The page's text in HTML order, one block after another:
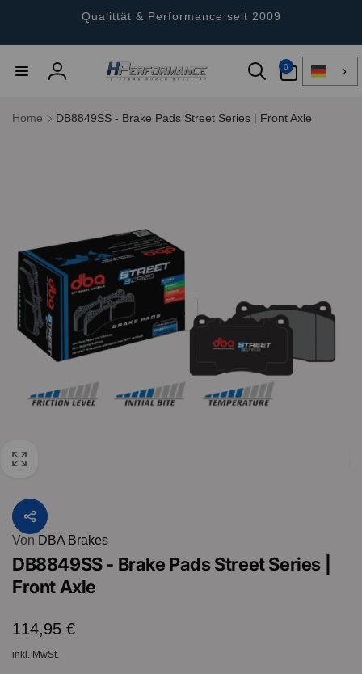
Qualittät & Performance seit 2009
Einloggen
0
Artikel
Home DB8849SS - Brake Pads Street Series | Front Axle
Von DBA Brakes
DB8849SS - Brake Pads Street Series |
Front Axle
Normaler
Preis
114,95 €
inkl. MwSt.